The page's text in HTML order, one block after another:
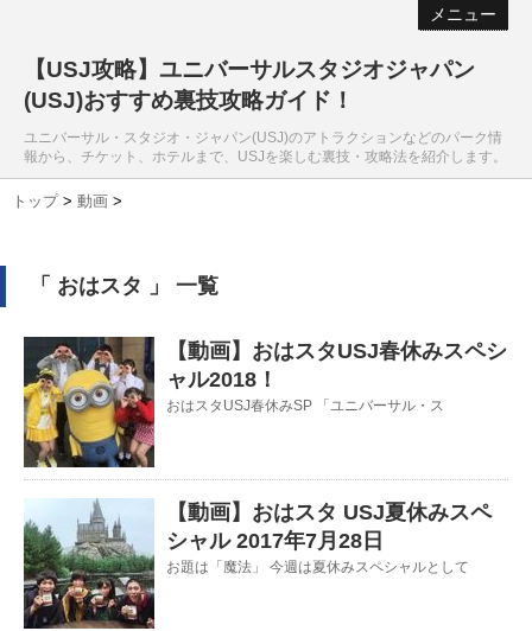
メニュー
【USJ攻略】ユニバーサルスタジオジャパン
(USJ)おすすめ裏技攻略ガイド！
ユニバーサル・スタジオ・ジャパン(USJ)のアトラクションなどのパーク情
報から、チケット、ホテルまで、USJを楽しむ裏技・攻略法を紹介します。
トップ > 動画 >
「 おはスタ 」 一覧
【動画】おはスタUSJ春休みスペシ
ャル2018！
おはスタUSJ春休みSP 「ユニバーサル・ス
【動画】おはスタ USJ夏休みスペ
シャル 2017年7月28日
お題は「魔法」 今週は夏休みスペシャルとして